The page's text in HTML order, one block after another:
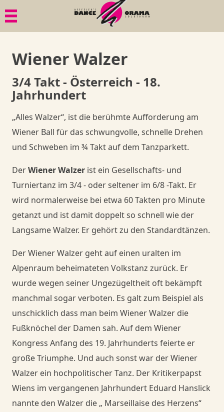
Wiener Walzer
3/4 Takt - Österreich - 18.
Jahrhundert
„Alles Walzer“, ist die berühmte Aufforderung am
Wiener Ball für das schwungvolle, schnelle Drehen
und Schweben im ¾ Takt auf dem Tanzparkett.
DerWiener Walzer ist ein Gesellschafts- und
Turniertanz im 3/4 - oder seltener im 6/8-Takt. Er
wird normalerweise bei etwa 60 Takten pro Minute
getanzt und ist damit doppelt so schnell wie der
Langsame Walzer. Er gehört zu den Standardtänzen.
Der Wiener Walzer geht auf einen uralten im
Alpenraum beheimateten Volkstanz zurück. Er
wurde wegen seiner Ungezügeltheit oft bekämpft
manchmal sogar verboten. Es galt zum Beispiel als
unschicklich dass man beim Wiener Walzer die
Fußknöchel der Damen sah. Auf dem Wiener
Kongress Anfang des 19. Jahrhunderts feierte er
große Triumphe. Und auch sonst war der Wiener
Walzer ein hochpolitischer Tanz. Der Kritikerpapst
Wiens im vergangenen Jahrhundert Eduard Hanslick
nannte den Walzer die „ Marseillaise des Herzens“
Menü
Senioren
Mama in Motion
Anlässe, Privatkurse, Privatunterricht
Goodies
Shop
Menü
Philosophie
Member
Goodies
Danceorama Bern
Menü
Dies & Das
Gesundheit
Member
Shop
Danceorama Bern